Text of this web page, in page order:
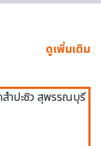
ดูเพิ่มเติม